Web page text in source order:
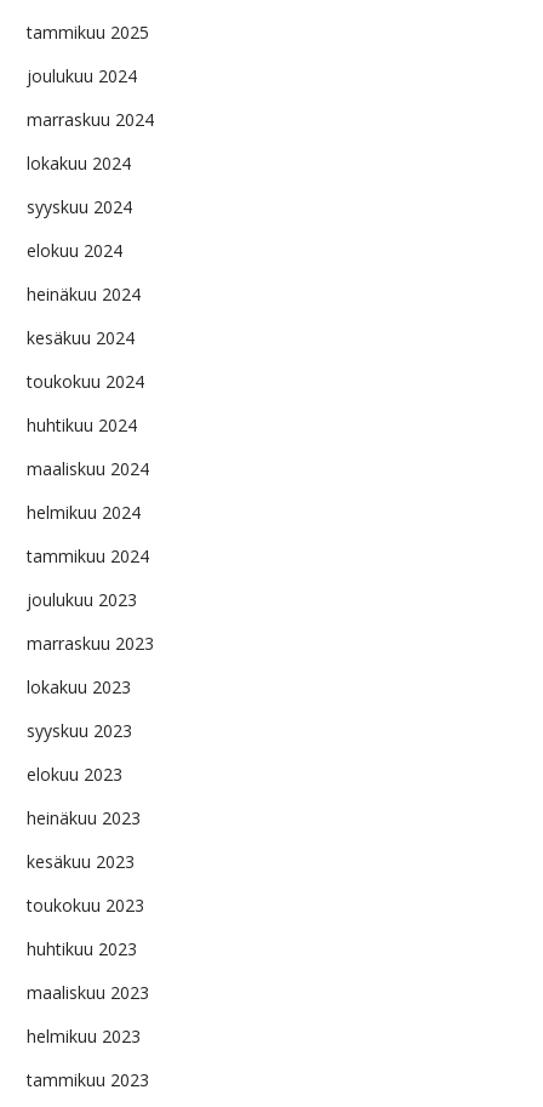
tammikuu 2025
joulukuu 2024
marraskuu 2024
lokakuu 2024
syyskuu 2024
elokuu 2024
heinäkuu 2024
kesäkuu 2024
toukokuu 2024
huhtikuu 2024
maaliskuu 2024
helmikuu 2024
tammikuu 2024
joulukuu 2023
marraskuu 2023
lokakuu 2023
syyskuu 2023
elokuu 2023
heinäkuu 2023
kesäkuu 2023
toukokuu 2023
huhtikuu 2023
maaliskuu 2023
helmikuu 2023
tammikuu 2023